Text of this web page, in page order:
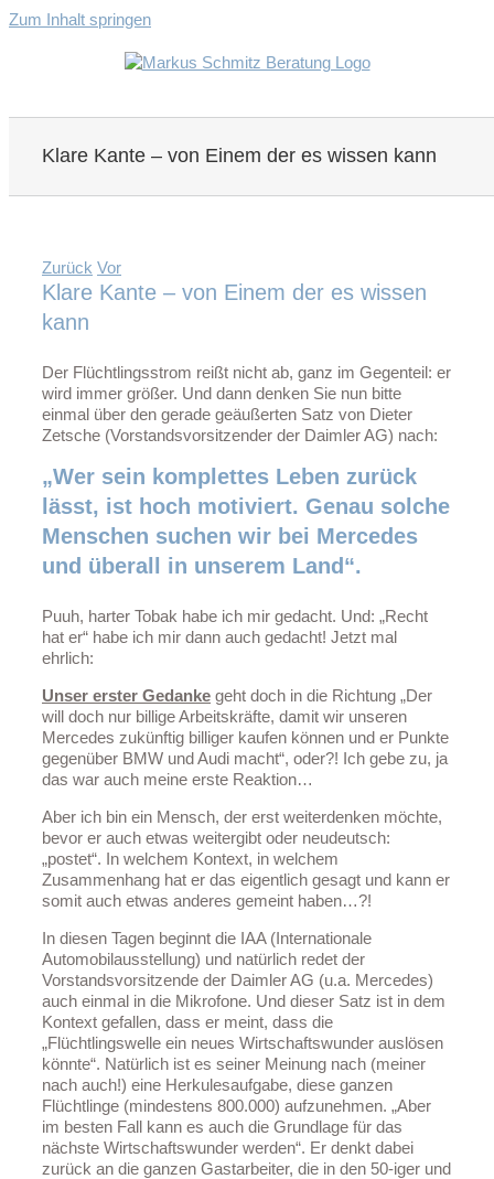
Zum Inhalt springen
Klare Kante – von Einem der es wissen kann
Zurück Vor
Klare Kante – von Einem der es wissen
kann
Der Flüchtlingsstrom reißt nicht ab, ganz im Gegenteil: er
wird immer größer. Und dann denken Sie nun bitte
einmal über den gerade geäußerten Satz von Dieter
Zetsche (Vorstandsvorsitzender der Daimler AG) nach:
„Wer sein komplettes Leben zurück
lässt, ist hoch motiviert. Genau solche
Menschen suchen wir bei Mercedes
und überall in unserem Land“.
Puuh, harter Tobak habe ich mir gedacht. Und: „Recht
hat er“ habe ich mir dann auch gedacht! Jetzt mal
ehrlich:
Unser erster Gedanke geht doch in die Richtung „Der
will doch nur billige Arbeitskräfte, damit wir unseren
Mercedes zukünftig billiger kaufen können und er Punkte
gegenüber BMW und Audi macht“, oder?! Ich gebe zu, ja
das war auch meine erste Reaktion…
Aber ich bin ein Mensch, der erst weiterdenken möchte,
bevor er auch etwas weitergibt oder neudeutsch:
„postet“. In welchem Kontext, in welchem
Zusammenhang hat er das eigentlich gesagt und kann er
somit auch etwas anderes gemeint haben…?!
In diesen Tagen beginnt die IAA (Internationale
Automobilausstellung) und natürlich redet der
Vorstandsvorsitzende der Daimler AG (u.a. Mercedes)
auch einmal in die Mikrofone. Und dieser Satz ist in dem
Kontext gefallen, dass er meint, dass die
„Flüchtlingswelle ein neues Wirtschaftswunder auslösen
könnte“. Natürlich ist es seiner Meinung nach (meiner
nach auch!) eine Herkulesaufgabe, diese ganzen
Flüchtlinge (mindestens 800.000) aufzunehmen. „Aber
im besten Fall kann es auch die Grundlage für das
nächste Wirtschaftswunder werden“. Er denkt dabei
zurück an die ganzen Gastarbeiter, die in den 50-iger und